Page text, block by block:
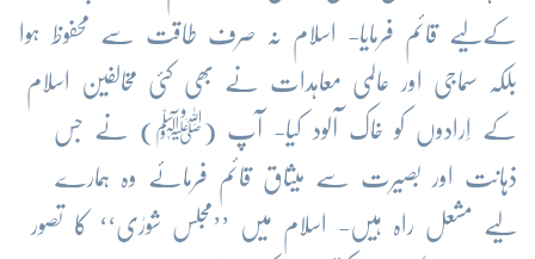
کےلیے قائم فرمایا- اسلام نہ صرف طاقت سے محفوظ ہوا
بلکہ سماجی اور عالمی معاہدات نے بھی کئی مخالفین اسلام
کے اِرادوں کو خاک آلود کیا- آپ (ﷺ) نے جس
ذہانت اور بصیرت سے میثاق قائم فرمائے وہ ہمارے
لیے مشعل راہ ہیں- اسلام میں ’’مجلس شورٰی‘‘ کا تصور